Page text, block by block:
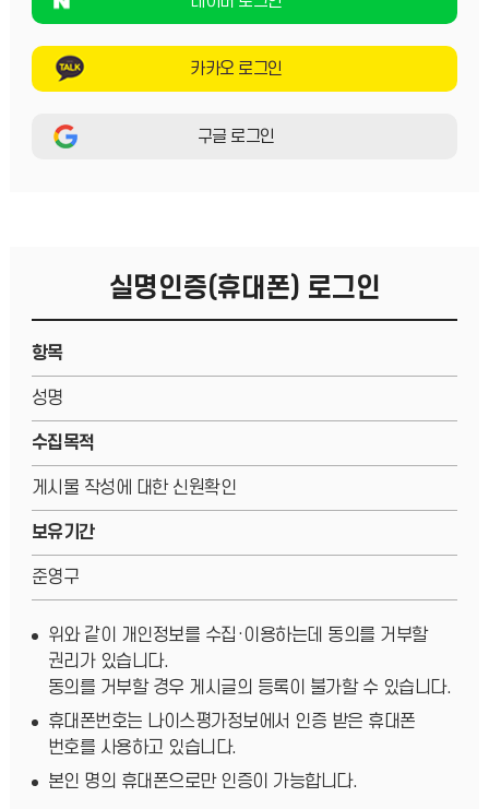
카카오 로그인
구글 로그인
실명인증(휴대폰) 로그인
항목
성명
수집목적
게시물 작성에 대한 신원확인
보유기간
준영구
위와 같이 개인정보를 수집·이용하는데 동의를 거부할
권리가 있습니다.
동의를 거부할 경우 게시글의 등록이 불가할 수 있습니다.
휴대폰번호는 나이스평가정보에서 인증 받은 휴대폰
번호를 사용하고 있습니다.
본인 명의 휴대폰으로만 인증이 가능합니다.